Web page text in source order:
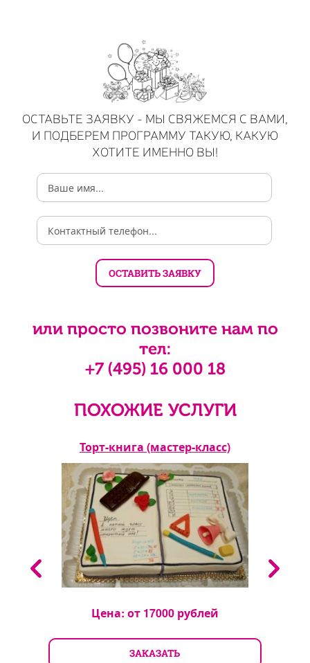
ОСТАВЬТЕ ЗАЯВКУ - МЫ СВЯЖЕМСЯ С ВАМИ,
И ПОДБЕРЕМ ПРОГРАММУ ТАКУЮ, КАКУЮ
ХОТИТЕ ИМЕННО ВЫ!
или просто позвоните нам по
тел:
+7 (495) 16 000 18
ПОХОЖИЕ УСЛУГИ
Торт-книга (мастер-класс)
Цена: от 17000рублей
ЗАКАЗАТЬ